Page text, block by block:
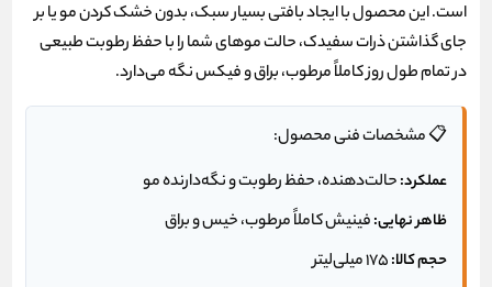
است. این محصول با ایجاد بافتی بسیار سبک، بدون خشک کردن مو یا بر
جای گذاشتن ذرات سفیدک، حالت موهای شما را با حفظ رطوبت طبیعی
در تمام طول روز کاملاً مرطوب، براق و فیکس نگه می‌دارد.
📋 مشخصات فنی محصول:
عملکرد:حالت‌دهنده، حفظ رطوبت و نگه‌دارنده مو
ظاهر نهایی:فینیش کاملاً مرطوب، خیس و براق
حجم کالا: